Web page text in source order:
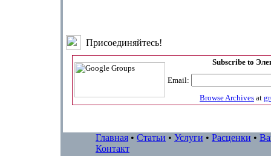
Присоединяйтесь!
Subscribe to
Email:
Browse Archives at
Главная • Статьи • Услуги • Расценки •
Контакт